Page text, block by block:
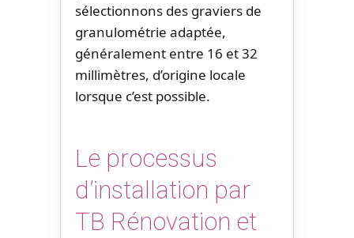
sélectionnons des graviers de
granulométrie adaptée,
généralement entre 16 et 32
millimètres, d’origine locale
lorsque c’est possible.
Le processus
d’installation par
TB Rénovation et